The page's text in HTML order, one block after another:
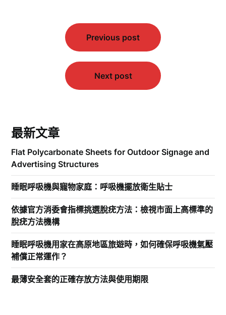
Previous post
Next post
最新文章
Flat Polycarbonate Sheets for Outdoor Signage and
Advertising Structures
睡眠呼吸機與寵物家庭：呼吸機擺放衛生貼士
依據官方消委會指標挑選脫疣方法：檢視市面上高標準的
脫疣方法機構
睡眠呼吸機用家在高原地區旅遊時，如何確保呼吸機氣壓
補償正常運作？
最薄安全套的正確存放方法與使用期限